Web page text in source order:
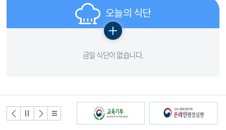
오늘의 식단
금일 식단이 없습니다.
더
배
너
모
음
배너
이전
배너
정지
배너
다음
배너
리스
트